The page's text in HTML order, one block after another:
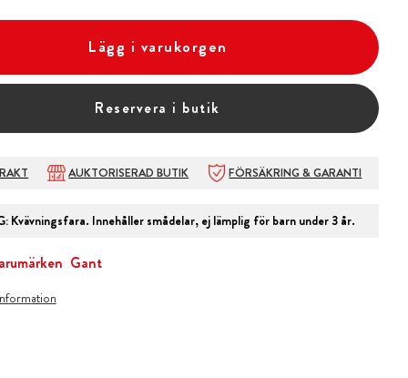
Lägg i varukorgen
Reservera i butik
AUKTORISERAD BUTIK FÖRSÄKRING & GARANTI
: Kvävningsfara. Innehåller smådelar, ej lämplig för barn under 3 år.
Gant